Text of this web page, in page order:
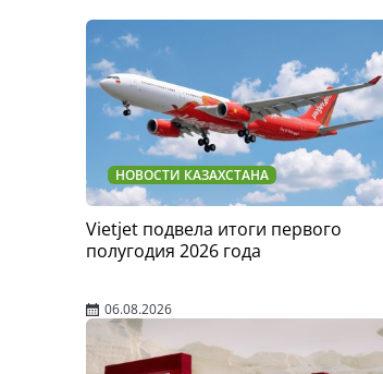
НОВОСТИ КАЗАХСТАНА
Vietjet подвела итоги первого
полугодия 2026 года
06.08.2026